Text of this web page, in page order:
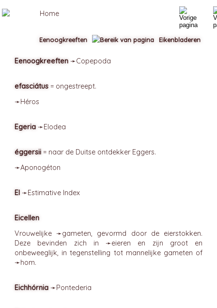
Eenoogkreeften ➛Copepoda
efasciátus = ongestreept.
➛Héros
Egeria ➛Elodea
éggersii = naar de Duitse ontdekker Eggers.
➛Aponogéton
EI ➛Estimative Index
Eicellen
Vrouwelijke ➛gameten, gevormd door de eierstokken.
Deze bevinden zich in ➛eieren en zijn groot en
onbeweeglijk, in tegenstelling tot mannelijke gameten of
➛hom.
Eichhórnia ➛Pontederia
Eenoogkreeften Eikenbladeren